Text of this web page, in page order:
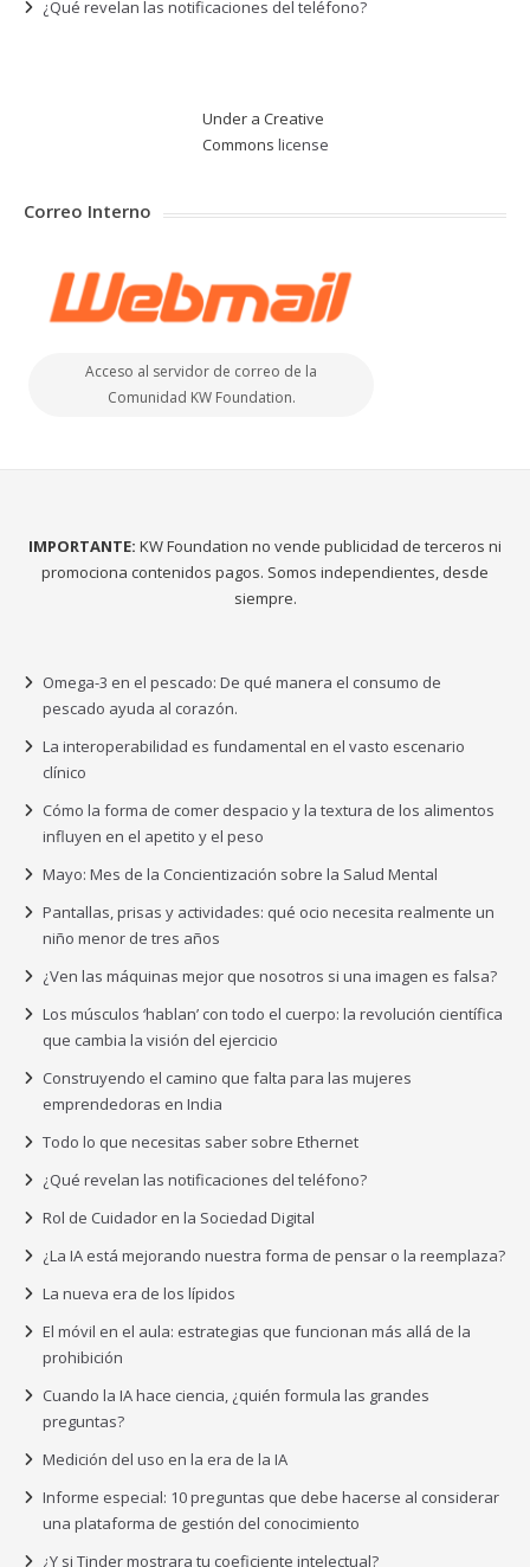
¿Qué revelan las notificaciones del teléfono?
Under a Creative
Commons license
Correo Interno
Acceso al servidor de correo de la
Comunidad KW Foundation.
IMPORTANTE: KW Foundation no vende publicidad de terceros ni
promociona contenidos pagos. Somos independientes, desde
siempre.
Omega-3 en el pescado: De qué manera el consumo de
pescado ayuda al corazón.
La interoperabilidad es fundamental en el vasto escenario
clínico
Cómo la forma de comer despacio y la textura de los alimentos
influyen en el apetito y el peso
Mayo: Mes de la Concientización sobre la Salud Mental
Pantallas, prisas y actividades: qué ocio necesita realmente un
niño menor de tres años
¿Ven las máquinas mejor que nosotros si una imagen es falsa?
Los músculos ‘hablan’ con todo el cuerpo: la revolución científica
que cambia la visión del ejercicio
Construyendo el camino que falta para las mujeres
emprendedoras en India
Todo lo que necesitas saber sobre Ethernet
¿Qué revelan las notificaciones del teléfono?
Rol de Cuidador en la Sociedad Digital
¿La IA está mejorando nuestra forma de pensar o la reemplaza?
La nueva era de los lípidos
El móvil en el aula: estrategias que funcionan más allá de la
prohibición
Cuando la IA hace ciencia, ¿quién formula las grandes
preguntas?
Medición del uso en la era de la IA
Informe especial: 10 preguntas que debe hacerse al considerar
una plataforma de gestión del conocimiento
¿Y si Tinder mostrara tu coeficiente intelectual?